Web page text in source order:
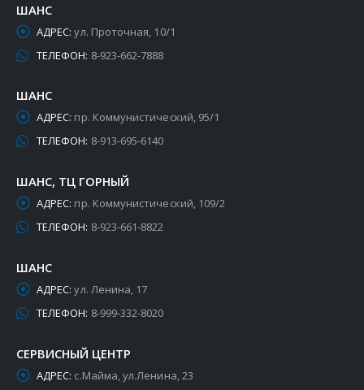
ШАНС
АДРЕС: ул. Проточная, 10/1
ТЕЛЕФОН: 8-923-662-7888
ШАНС
АДРЕС: пр. Коммунистический, 95/1
ТЕЛЕФОН: 8-913-695-6140
ШАНС, ТЦ ГОРНЫЙ
АДРЕС: пр. Коммунистический, 109/2
ТЕЛЕФОН: 8-923-661-8822
ШАНС
АДРЕС: ул. Ленина, 17
ТЕЛЕФОН: 8-999-332-8020
СЕРВИСНЫЙ ЦЕНТР
АДРЕС: с.Майма, ул.Ленина, 23